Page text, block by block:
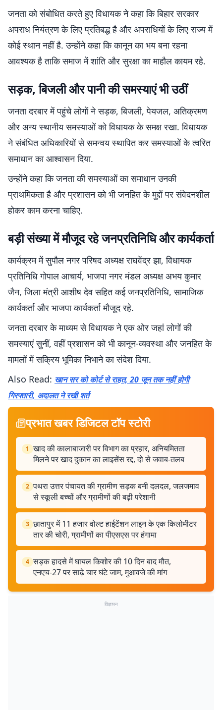
जनता को संबोधित करते हुए विधायक ने कहा कि बिहार सरकार
अपराध नियंत्रण के लिए प्रतिबद्ध है और अपराधियों के लिए राज्य में
कोई स्थान नहीं है. उन्होंने कहा कि कानून का भय बना रहना
आवश्यक है ताकि समाज में शांति और सुरक्षा का माहौल कायम रहे.
सड़क, बिजली और पानी की समस्याएं भी उठीं
जनता दरबार में पहुंचे लोगों ने सड़क, बिजली, पेयजल, अतिक्रमण
और अन्य स्थानीय समस्याओं को विधायक के समक्ष रखा. विधायक
ने संबंधित अधिकारियों से समन्वय स्थापित कर समस्याओं के त्वरित
समाधान का आश्वासन दिया.
उन्होंने कहा कि जनता की समस्याओं का समाधान उनकी
प्राथमिकता है और प्रशासन को भी जनहित के मुद्दों पर संवेदनशील
होकर काम करना चाहिए.
बड़ी संख्या में मौजूद रहे जनप्रतिनिधि और कार्यकर्ता
कार्यक्रम में सुपौल नगर परिषद अध्यक्ष राघवेंद्र झा, विधायक
प्रतिनिधि गोपाल आचार्य, भाजपा नगर मंडल अध्यक्ष अभय कुमार
जैन, जिला मंत्री आशीष देव सहित कई जनप्रतिनिधि, सामाजिक
कार्यकर्ता और भाजपा कार्यकर्ता मौजूद रहे.
जनता दरबार के माध्यम से विधायक ने एक ओर जहां लोगों की
समस्याएं सुनीं, वहीं प्रशासन को भी कानून-व्यवस्था और जनहित के
मामलों में सक्रिय भूमिका निभाने का संदेश दिया.
Also Read: खान सर को कोर्ट से राहत, 20 जून तक नहीं होगी
गिरफ्तारी, अदालत ने रखी शर्त
प्रभात खबर डिजिटल टॉप स्टोरी
1 खाद की कालाबाजारी पर विभाग का प्रहार, अनियमितता
मिलने पर खाद दुकान का लाइसेंस रद्द, दो से जवाब-तलब
2 पथरा उत्तर पंचायत की ग्रामीण सड़क बनी दलदल, जलजमाव
से स्कूली बच्चों और ग्रामीणों की बढ़ी परेशानी
3 छातापुर में 11 हजार वोल्ट हाईटेंशन लाइन के एक किलोमीटर
तार की चोरी, ग्रामीणों का पीएसएस पर हंगामा
4 सड़क हादसे में घायल किशोर की 10 दिन बाद मौत,
एनएच-27 पर साढ़े चार घंटे जाम, मुआवजे की मांग
विज्ञापन